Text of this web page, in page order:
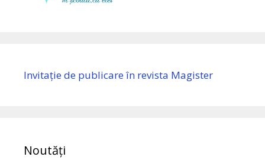
Invitație de publicare în revista Magister
Noutăți